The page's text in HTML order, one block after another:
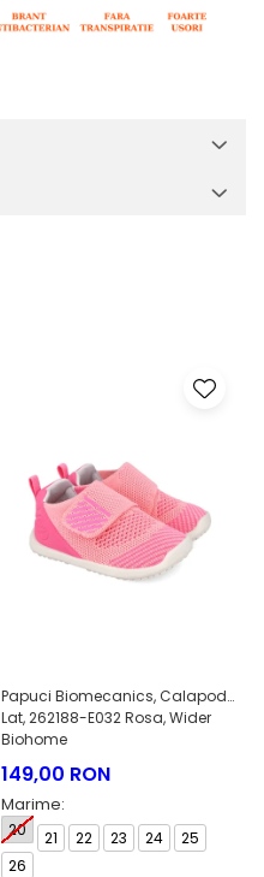
Papuci Biomecanics, Calapod
Lat, 262188-E032 Rosa, Wider
Biohome
149,00 RON
Marime:
20 21 22 23 24
25
26